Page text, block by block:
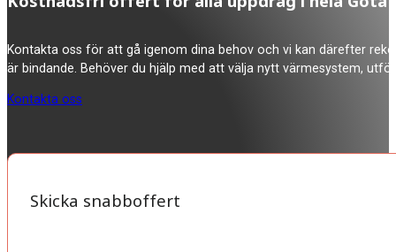
Kontakta oss för att gå igenom dina behov och vi kan därefter
är bindande. Behöver du hjälp med att välja nytt värmesystem,
Kontakta oss
Skicka snabboffert